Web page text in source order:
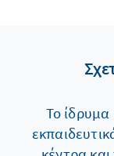
Το